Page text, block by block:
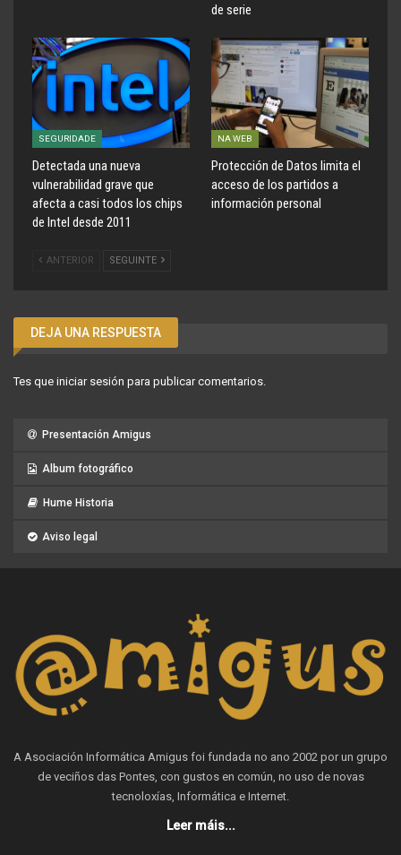
de serie
SEGURIDADE
Detectada una nueva
vulnerabilidad grave que
afecta a casi todos los chips
de Intel desde 2011
NA WEB
Protección de Datos limita el
acceso de los partidos a
información personal
ANTERIOR SEGUINTE
DEJA UNA RESPUESTA
Tes que iniciar sesión para publicar comentarios.
Presentación Amigus
Album fotográfico
Hume Historia
Aviso legal
A Asociación Informática Amigus foi fundada no ano 2002 por un grupo
de veciños das Pontes, con gustos en común, no uso de novas
tecnoloxías, Informática e Internet.
Leer máis...